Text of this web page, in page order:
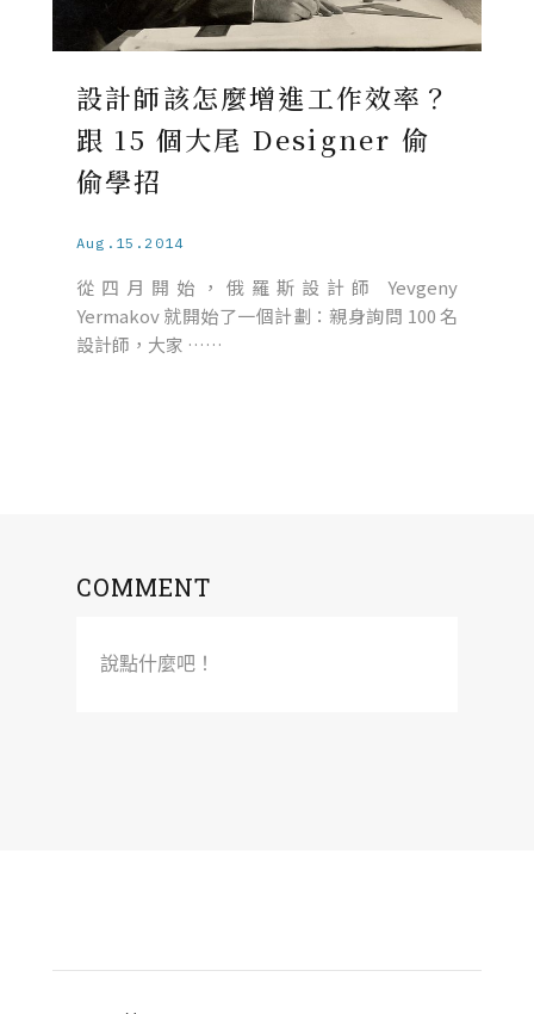
設計師該怎麼增進工作效率？
跟 15 個大尾 Designer 偷
偷學招
Aug.15.2014
從四月開始，俄羅斯設計師 Yevgeny
Yermakov 就開始了一個計劃：親身詢問 100 名
設計師，大家 ……
COMMENT
說點什麼吧！